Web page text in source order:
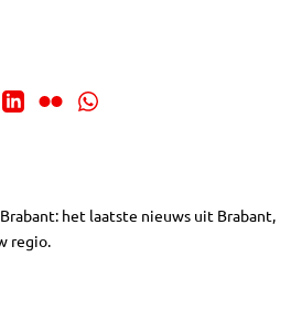
het laatste nieuws uit Brabant,
regio.